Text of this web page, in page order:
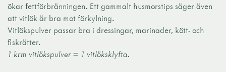
ökar fettförbränningen. Ett gammalt husmorstips säger även
att vitlök är bra mot förkylning.
Vitlökspulver passar bra i dressingar, marinader, kött- och
fiskrätter.
1 krm vitlökspulver = 1 vitlöksklyfta.